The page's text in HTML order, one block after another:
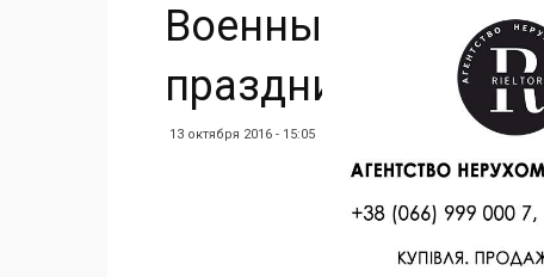
Военных
праздником
13 октября 2016 - 15:05